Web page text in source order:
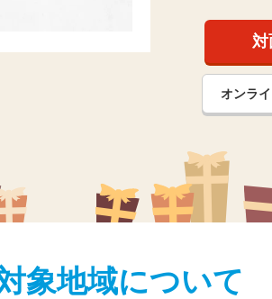
対
オンラ
象地域について